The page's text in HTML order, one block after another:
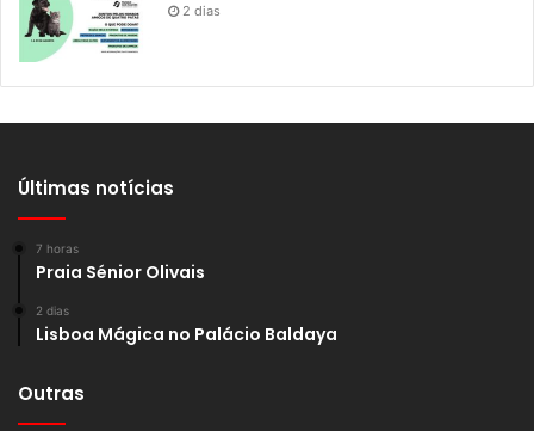
2 dias
Últimas notícias
7 horas
Praia Sénior Olivais
2 dias
Lisboa Mágica no Palácio Baldaya
Outras